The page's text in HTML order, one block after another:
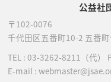
公益社
〒102-0076
千代田区五番町10-2 五番
TEL : 03-3262-8211 （代）
E-mail :